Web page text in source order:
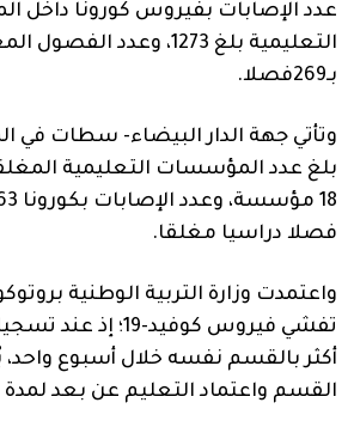
عدد الإصابات بفيروس كورونا داخل
التعليمية بلغ 1273، وعدد
بـ269فصلا.
وتأتي جهة الدار البيضاء- سطات في
بلغ عدد المؤسسات التعليمية
فصلا دراسيا مغلقا.
واعتمدت وزارة التربية الوطنية
تفشي فيروس كوفيد-
أكثر بالقسم نفسه خلال أسبوع واحد،
القسم واعتماد التعليم عن بعد